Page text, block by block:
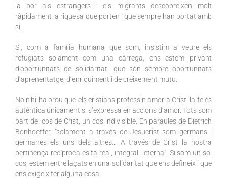
la por als estrangers i els migrants descobreixen molt
ràpidament la riquesa que porten i que sempre han portat amb
si.
Si, com a família humana que som, insistim a veure els
refugiats solament com una càrrega, ens estem privant
d’oportunitats de solidaritat, que són sempre oportunitats
d’aprenentatge, d’enriquiment i de creixement mutu.
No n’hi ha prou que els cristians professin amor a Crist: la fe és
autèntica únicament si s’expressa en accions d’amor. Tots som
part del cos de Crist, un cos indivisible. En paraules de Dietrich
Bonhoeffer, “solament a través de Jesucrist som germans i
germanes els uns dels altres… A través de Crist la nostra
pertinença recíproca es fa real, integral i eterna”. Si som un sol
cos, estem entrellaçats en una solidaritat que ens defineix i que
ens exigeix fer alguna cosa.